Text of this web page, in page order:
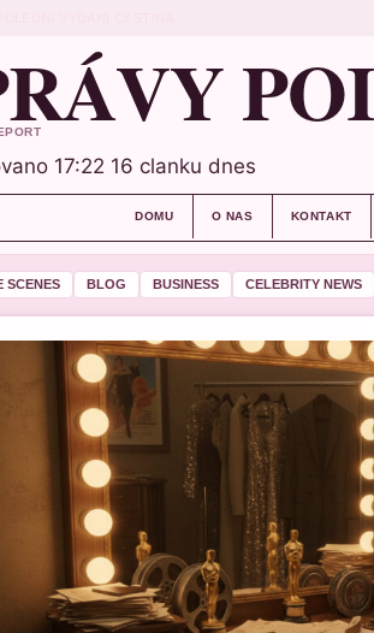
17:22 16 clanku dnes
DOMU O NAS KONTAKT
SCENES BLOG BUSINESS CELEBRITY NEWS